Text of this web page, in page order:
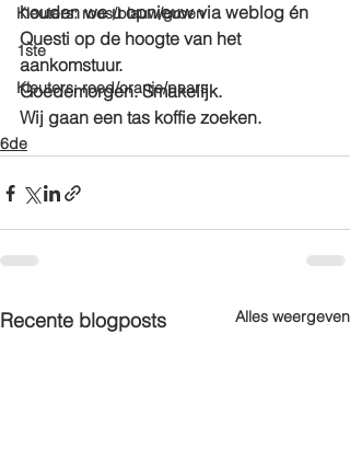
Kleuters: roos/blauw/groen
1ste
Kleuters: rood/oranje/paars
houden we u opnieuw via weblog én
Questi op de hoogte van het
aankomstuur.
Goedemorgen. Smakelijk.
Wij gaan een tas koffie zoeken.
6de
Recente blogposts Alles weergeven